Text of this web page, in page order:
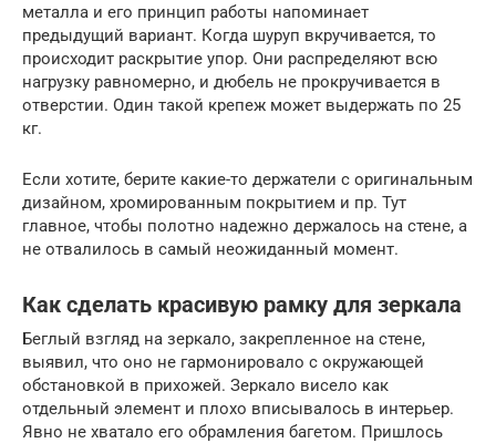
металла и его принцип работы напоминает
предыдущий вариант. Когда шуруп вкручивается, то
происходит раскрытие упор. Они распределяют всю
нагрузку равномерно, и дюбель не прокручивается в
отверстии. Один такой крепеж может выдержать по 25
кг.
Если хотите, берите какие-то держатели с оригинальным
дизайном, хромированным покрытием и пр. Тут
главное, чтобы полотно надежно держалось на стене, а
не отвалилось в самый неожиданный момент.
Как сделать красивую рамку для зеркала
Беглый взгляд на зеркало, закрепленное на стене,
выявил, что оно не гармонировало с окружающей
обстановкой в прихожей. Зеркало висело как
отдельный элемент и плохо вписывалось в интерьер.
Явно не хватало его обрамления багетом. Пришлось